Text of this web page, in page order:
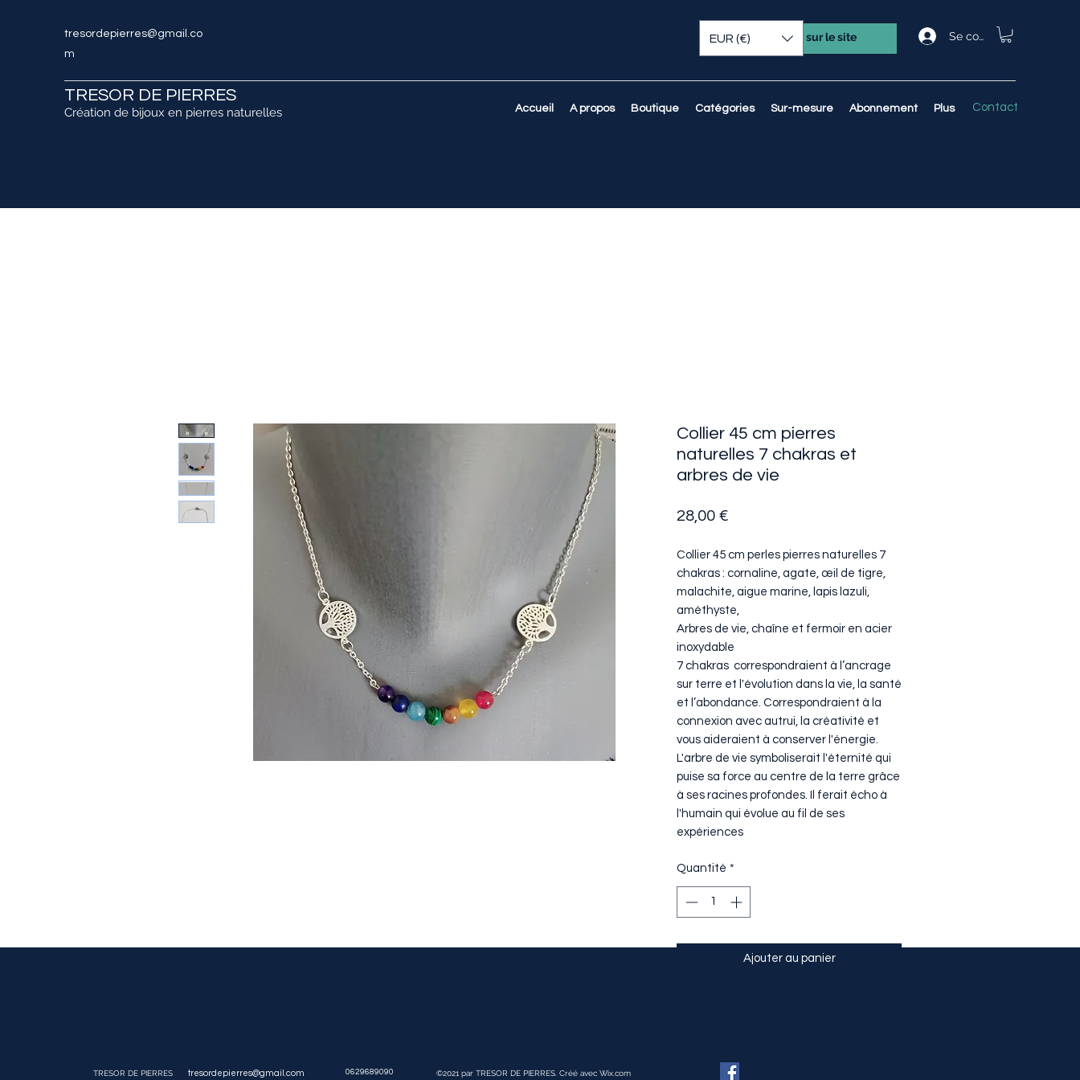
tresordepierres@gmail.co
m
Se connecter
TRESOR DE PIERRES
Création de bijoux en pierres naturelles Accueil A propos Boutique Catégories Sur-mesure Abonnement Plus Contact
EUR (€)
Collier 45 cm pierres
naturelles 7 chakras et
arbres de vie
28,00 €Prix
Collier 45 cm perles pierres naturelles 7
chakras : cornaline, agate, œil de tigre,
malachite, aigue marine, lapis lazuli,
améthyste,
Arbres de vie, chaîne et fermoir en acier
inoxydable
7 chakras correspondraient à l’ancrage
sur terre et l'évolution dans la vie, la santé
et l’abondance. Correspondraient à la
connexion avec autrui, la créativité et
vous aideraient à conserver l'énergie.
L'arbre de vie symboliserait l'éternité qui
puise sa force au centre de la terre grâce
à ses racines profondes. Il ferait écho à
l'humain qui évolue au fil de ses
expériences
Quantité *
Ajouter au panier
TRESOR DE PIERRES tresordepierres@gmail.com 0629689090 ©2021 par TRESOR DE PIERRES. Créé avec Wix.com